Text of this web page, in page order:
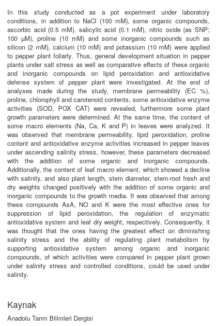
In this study conducted as a pot experiment under laboratory
conditions, in addition to NaCl (100 mM), some organic compounds,
ascorbic acid (0.5 mM), salicylic acid (0.1 mM), nitric oxide (as SNP;
100 µM), proline (10 mM) and some inorganic compounds such as
silicon (2 mM), calcium (10 mM) and potassium (10 mM) were applied
to pepper plant foliarly. Thus, general development situation in pepper
plants under salt stress as well as comparative effects of these organic
and inorganic compounds on lipid peroxidation and antioxidative
defense system of pepper plant were investigated. At the end of
analyses made during the study, membrane permeability (EC %),
proline, chlorophyll and carotenoid contents, some antioxidative enzyme
activities (SOD, POX CAT) were revealed, furthermore some plant
growth parameters were determined. At the same time, the content of
some macro elements (Na, Ca, K and P) in leaves were analyzed. It
was observed that membrane permeability, lipid peroxidation, proline
content and antioxidative enzyme activities increased in pepper leaves
under ascending salinity stress, however, these parameters decreased
with the addition of some organic and inorganic compounds.
Additionally, the content of leaf macro element, which showed a decline
with salinity, and also plant length, stem diameter, stem-root fresh and
dry weights changed positively with the addition of some organic and
inorganic compounds to the growth media. It was observed that among
these compounds AsA, NO and K were the most effective ones for
suppression of lipid peroxidation, the regulation of enzymatic
antioxidative system and leaf dry weight, respectively. Consequently, it
was thought that the ones having the greatest effect on diminishing
salinity stress and the ability of regulating plant metabolism by
supporting antioxidative system among organic and inorganic
compounds, of which activities were compared in pepper plant grown
under salinity stress and controlled conditions, could be used under
salinity.
Kaynak
Anadolu Tarım Bilimleri Dergisi